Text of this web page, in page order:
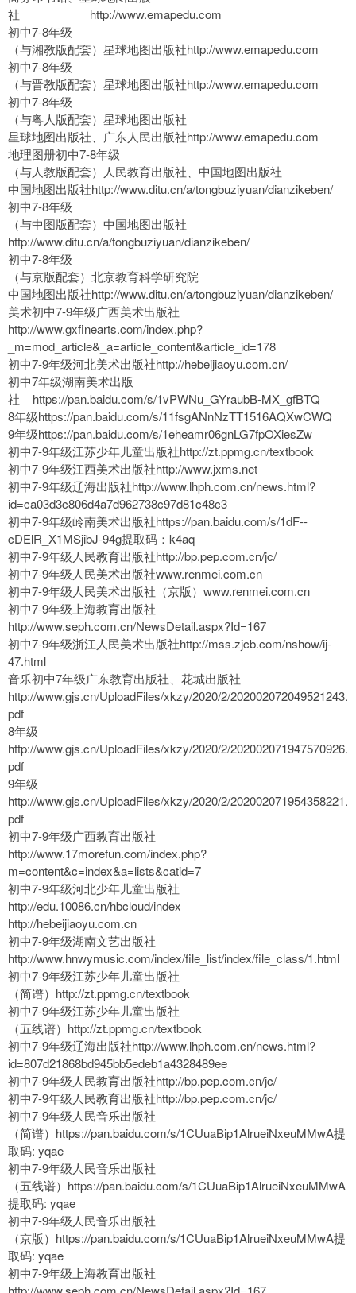
社 http://www.emapedu.com
初中7-8年级
（与湘教版配套）星球地图出版社http://www.emapedu.com
初中7-8年级
（与晋教版配套）星球地图出版社http://www.emapedu.com
初中7-8年级
（与粤人版配套）星球地图出版社
星球地图出版社、广东人民出版社http://www.emapedu.com
地理图册初中7-8年级
（与人教版配套）人民教育出版社、中国地图出版社
中国地图出版社http://www.ditu.cn/a/tongbuziyuan/dianzikeben/
初中7-8年级
（与中图版配套）中国地图出版社
http://www.ditu.cn/a/tongbuziyuan/dianzikeben/
初中7-8年级
（与京版配套）北京教育科学研究院
中国地图出版社http://www.ditu.cn/a/tongbuziyuan/dianzikeben/
美术初中7-9年级广西美术出版社
http://www.gxfinearts.com/index.php?
_m=mod_article&_a=article_content&article_id=178
初中7-9年级河北美术出版社http://hebeijiaoyu.com.cn/
初中7年级湖南美术出版
社 https://pan.baidu.com/s/1vPWNu_GYraubB-MX_gfBTQ
8年级https://pan.baidu.com/s/11fsgANnNzTT1516AQXwCWQ
9年级https://pan.baidu.com/s/1eheamr06gnLG7fpOXiesZw
初中7-9年级江苏少年儿童出版社http://zt.ppmg.cn/textbook
初中7-9年级江西美术出版社http://www.jxms.net
初中7-9年级辽海出版社http://www.lhph.com.cn/news.html?
id=ca03d3c806d4a7d962738c97d81c48c3
初中7-9年级岭南美术出版社https://pan.baidu.com/s/1dF--
cDElR_X1MSjibJ-94g提取码：k4aq
初中7-9年级人民教育出版社http://bp.pep.com.cn/jc/
初中7-9年级人民美术出版社www.renmei.com.cn
初中7-9年级人民美术出版社（京版）www.renmei.com.cn
初中7-9年级上海教育出版社
http://www.seph.com.cn/NewsDetail.aspx?Id=167
初中7-9年级浙江人民美术出版社http://mss.zjcb.com/nshow/ij-
47.html
音乐初中7年级广东教育出版社、花城出版社
http://www.gjs.cn/UploadFiles/xkzy/2020/2/202002072049521243.
pdf
8年级
http://www.gjs.cn/UploadFiles/xkzy/2020/2/202002071947570926.
pdf
9年级
http://www.gjs.cn/UploadFiles/xkzy/2020/2/202002071954358221.
pdf
初中7-9年级广西教育出版社
http://www.17morefun.com/index.php?
m=content&c=index&a=lists&catid=7
初中7-9年级河北少年儿童出版社
http://edu.10086.cn/hbcloud/index
http://hebeijiaoyu.com.cn
初中7-9年级湖南文艺出版社
http://www.hnwymusic.com/index/file_list/index/file_class/1.html
初中7-9年级江苏少年儿童出版社
（简谱）http://zt.ppmg.cn/textbook
初中7-9年级江苏少年儿童出版社
（五线谱）http://zt.ppmg.cn/textbook
初中7-9年级辽海出版社http://www.lhph.com.cn/news.html?
id=807d21868bd945bb5edeb1a4328489ee
初中7-9年级人民教育出版社http://bp.pep.com.cn/jc/
初中7-9年级人民教育出版社http://bp.pep.com.cn/jc/
初中7-9年级人民音乐出版社
（简谱）https://pan.baidu.com/s/1CUuaBip1AlrueiNxeuMMwA提
取码: yqae
初中7-9年级人民音乐出版社
（五线谱）https://pan.baidu.com/s/1CUuaBip1AlrueiNxeuMMwA
提取码: yqae
初中7-9年级人民音乐出版社
（京版）https://pan.baidu.com/s/1CUuaBip1AlrueiNxeuMMwA提
取码: yqae
初中7-9年级上海教育出版社